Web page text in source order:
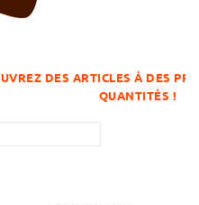
À DES PRIX